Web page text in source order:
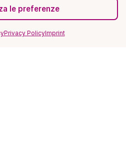
le preferenze
Privacy PolicyImprint